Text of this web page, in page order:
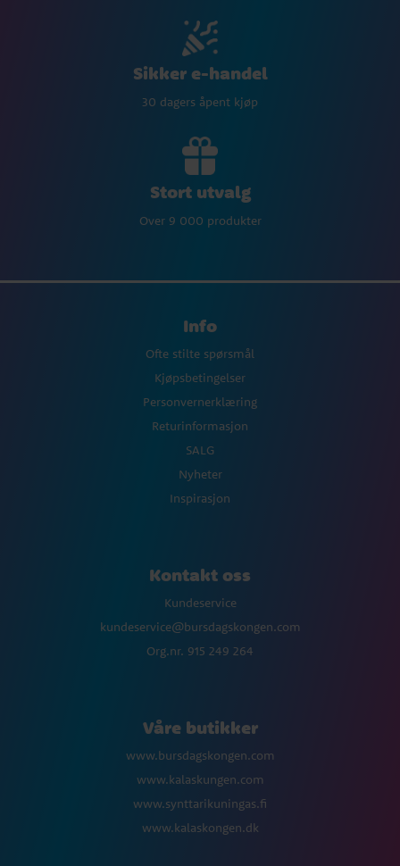
Sikker e-handel
30 dagers åpent kjøp
Stort utvalg
Over 9 000 produkter
Info
Ofte stilte spørsmål
Kjøpsbetingelser
Personvernerklæring
Returinformasjon
SALG
Nyheter
Inspirasjon
Kontakt oss
Kundeservice
kundeservice@bursdagskongen.com
Org.nr. 915 249 264
Våre butikker
www.bursdagskongen.com
www.kalaskungen.com
www.synttarikuningas.fi
www.kalaskongen.dk